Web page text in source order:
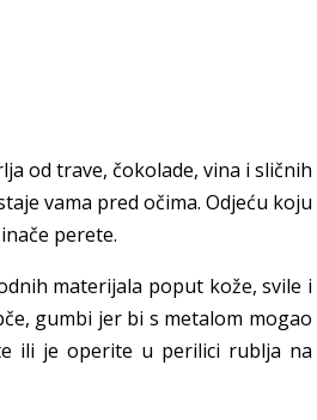
od trave, čokolade, vina i sličnih
vama pred očima. Odjeću koju
perete.
materijala poput kože, svile i
gumbi jer bi s metalom mogao
ili je operite u perilici rublja na